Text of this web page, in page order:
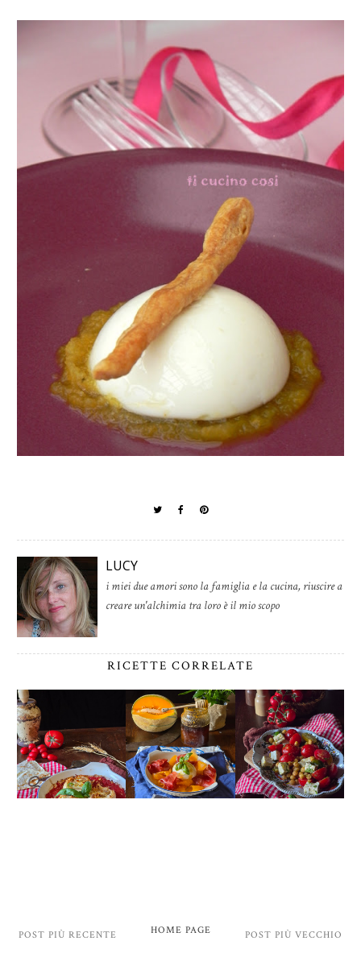
LUCY
i miei due amori sono la famiglia e la cucina, riuscire a
creare un'alchimia tra loro è il mio scopo
RICETTE CORRELATE
POST PIÙ RECENTE POST PIÙ VECCHIO
HOME PAGE